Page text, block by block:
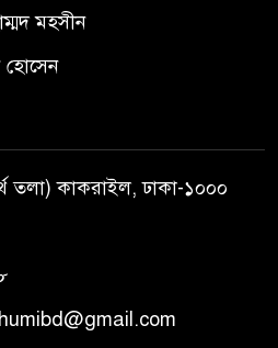
মহসীন
হোসেন
কাকরাইল, ঢাকা-১০০০